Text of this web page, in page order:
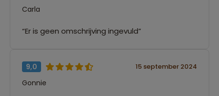
Carla
“Er is geen omschrijving ingevuld”
9,0 15 september 2024
Gonnie